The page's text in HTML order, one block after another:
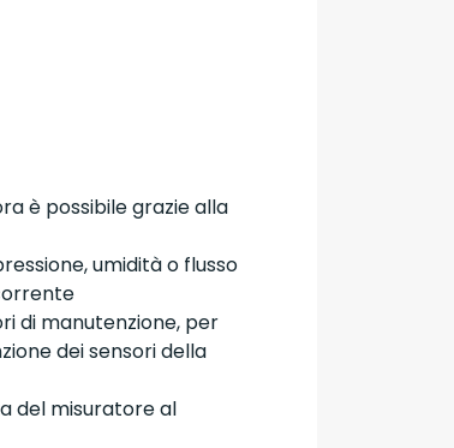
è possibile grazie alla
umidità o flusso
di manutenzione, per
dei sensori della
del misuratore al